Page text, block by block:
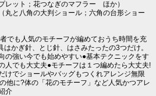
レット；花つなぎのマフラー ほか）
と八角の大判ショール；六角の台形ショー
でも人気のモチーフが編めておうち時間を充
かぎ針、とじ針、はさみたったの3つだけ。
の強い今でも始めやすい●基本テクニックをす
人でも大丈夫●モチーフは１つ編めたら大丈夫!
けでショールやバッグもつくれアレンジ無限
他に?体の「花のモチーフ」など人気かつアレ
介